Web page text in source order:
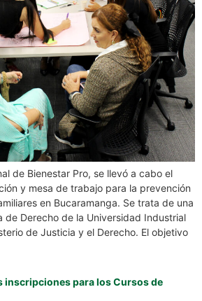
de Bienestar Pro, se llevó a cabo el
y mesa de trabajo para la prevención
en Bucaramanga. Se trata de una
de Derecho de la Universidad Industrial
de Justicia y el Derecho. El objetivo
inscripciones para los Cursos de